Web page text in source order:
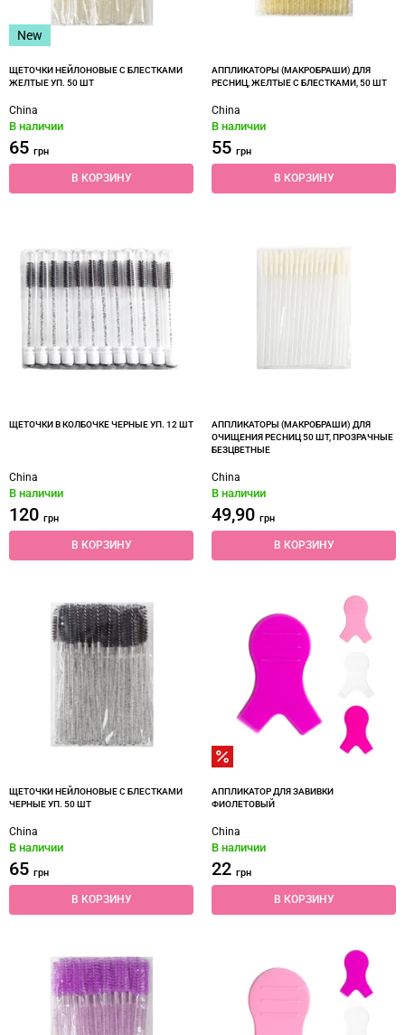
New
ЩЕТОЧКИ НЕЙЛОНОВЫЕ С БЛЕСТКАМИ
ЖЕЛТЫЕ УП. 50 ШТ
China
В наличии
65 грн
В КОРЗИНУ
АППЛИКАТОРЫ (МАКРОБРАШИ) ДЛЯ
РЕСНИЦ, ЖЕЛТЫЕ С БЛЕСТКАМИ, 50 ШТ
China
В наличии
55 грн
В КОРЗИНУ
ЩЕТОЧКИ В КОЛБОЧКЕ ЧЕРНЫЕ УП. 12 ШТ
China
В наличии
120 грн
В КОРЗИНУ
АППЛИКАТОРЫ (МАКРОБРАШИ) ДЛЯ
ОЧИЩЕНИЯ РЕСНИЦ 50 ШТ, ПРОЗРАЧНЫЕ
БЕЗЦВЕТНЫЕ
China
В наличии
49,90 грн
В КОРЗИНУ
ЩЕТОЧКИ НЕЙЛОНОВЫЕ С БЛЕСТКАМИ
ЧЕРНЫЕ УП. 50 ШТ
China
В наличии
65 грн
В КОРЗИНУ
АППЛИКАТОР ДЛЯ ЗАВИВКИ
ФИОЛЕТОВЫЙ
China
В наличии
22 грн
В КОРЗИНУ